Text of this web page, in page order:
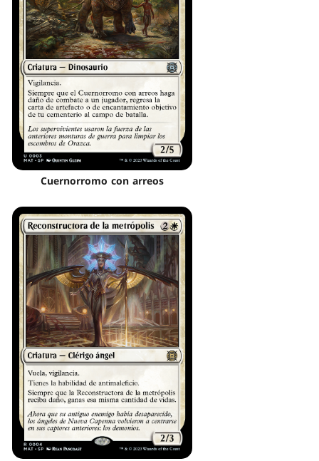
Cuernorromo con arreos